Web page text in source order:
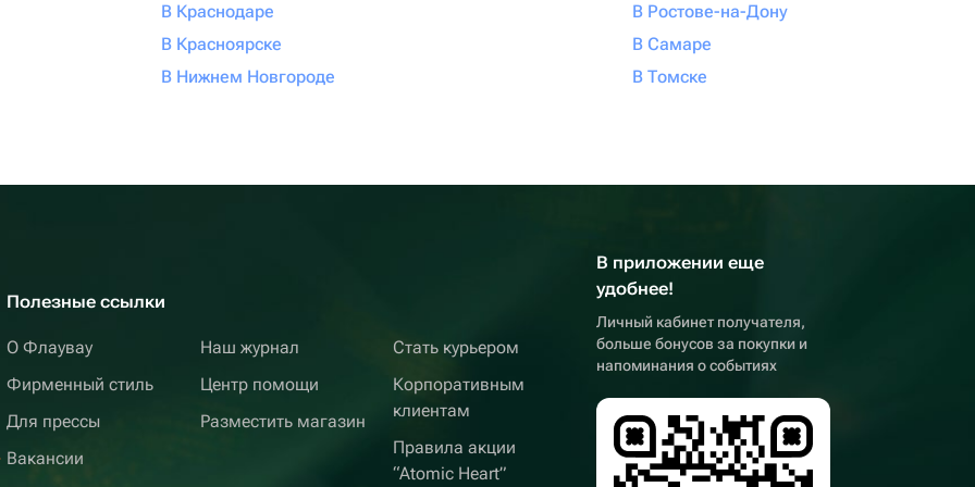
В Краснодаре
В Красноярске
В Нижнем Новгороде
В Ростове-на-Дону
В Самаре
В Томске
Полезные ссылки
О Флаувау
Фирменный стиль
Для прессы
Вакансии
Наш журнал
Центр помощи
Разместить магазин
Стать курьером
Корпоративным
клиентам
Правила акции
“Atomic Heart”
В приложении еще
удобнее!
Личный кабинет получателя,
больше бонусов за покупки и
напоминания о событиях